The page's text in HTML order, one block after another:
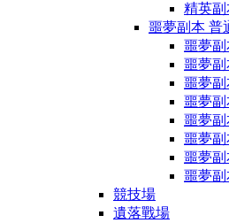
精英
噩夢副本 普
噩夢
噩夢
噩夢
噩夢
噩夢
噩夢
噩夢
噩夢
競技場
遺落戰場